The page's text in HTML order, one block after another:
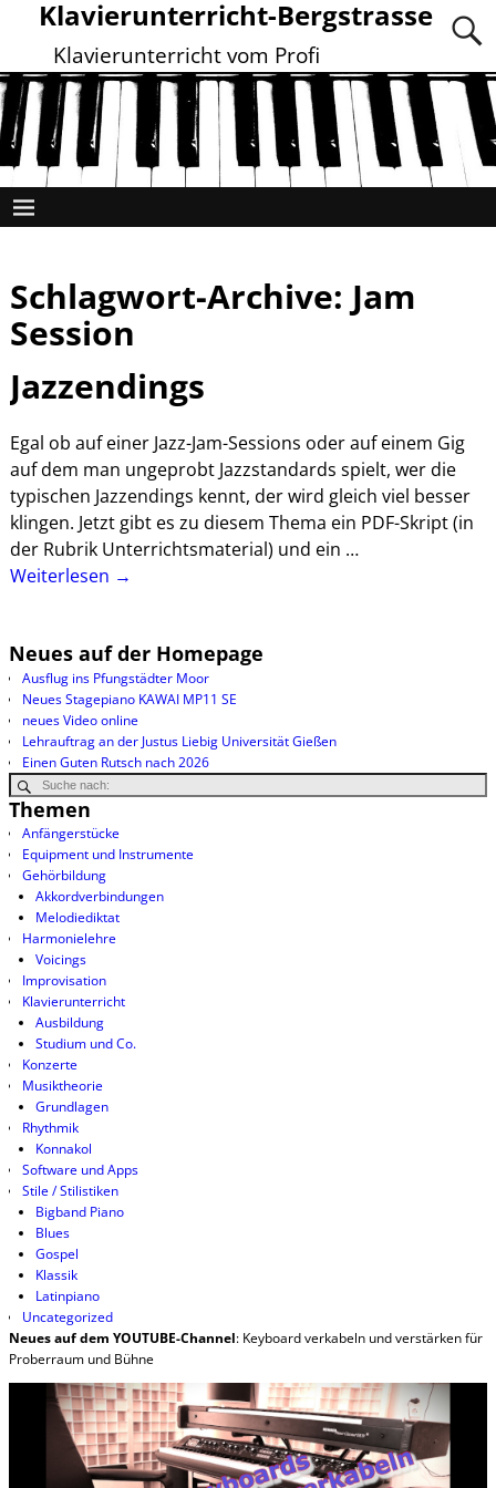
Klavierunterricht-Bergstrasse
Klavierunterricht vom Profi
Schlagwort-Archive: Jam
Session
Jazzendings
Egal ob auf einer Jazz-Jam-Sessions oder auf einem Gig
auf dem man ungeprobt Jazzstandards spielt, wer die
typischen Jazzendings kennt, der wird gleich viel besser
klingen. Jetzt gibt es zu diesem Thema ein PDF-Skript (in
der Rubrik Unterrichtsmaterial) und ein …
Weiterlesen →
Neues auf der Homepage
Ausflug ins Pfungstädter Moor
Neues Stagepiano KAWAI MP11 SE
neues Video online
Lehrauftrag an der Justus Liebig Universität Gießen
Einen Guten Rutsch nach 2026
Themen
Anfängerstücke
Equipment und Instrumente
Gehörbildung
Akkordverbindungen
Melodiediktat
Harmonielehre
Voicings
Improvisation
Klavierunterricht
Ausbildung
Studium und Co.
Konzerte
Musiktheorie
Grundlagen
Rhythmik
Konnakol
Software und Apps
Stile / Stilistiken
Bigband Piano
Blues
Gospel
Klassik
Latinpiano
Uncategorized
Neues auf dem YOUTUBE-Channel: Keyboard verkabeln und verstärken für
Proberraum und Bühne